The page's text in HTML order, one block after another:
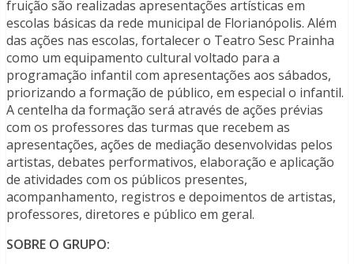
fruição são realizadas apresentações artísticas em
escolas básicas da rede municipal de Florianópolis. Além
das ações nas escolas, fortalecer o Teatro Sesc Prainha
como um equipamento cultural voltado para a
programação infantil com apresentações aos sábados,
priorizando a formação de público, em especial o infantil.
A centelha da formação será através de ações prévias
com os professores das turmas que recebem as
apresentações, ações de mediação desenvolvidas pelos
artistas, debates performativos, elaboração e aplicação
de atividades com os públicos presentes,
acompanhamento, registros e depoimentos de artistas,
professores, diretores e público em geral.
SOBRE O GRUPO: